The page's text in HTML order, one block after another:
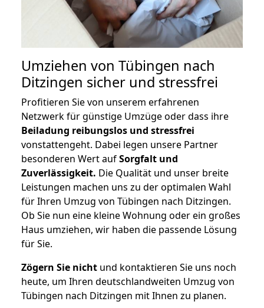
Umziehen von Tübingen nach
Ditzingen sicher und stressfrei
Profitieren Sie von unserem erfahrenen
Netzwerk für günstige Umzüge oder dass ihre
Beiladung reibungslos und stressfrei
vonstattengeht. Dabei legen unsere Partner
besonderen Wert aufSorgfalt und
Zuverlässigkeit. Die Qualität und unser breite
Leistungen machen uns zu der optimalen Wahl
für Ihren Umzug von Tübingen nach Ditzingen.
Ob Sie nun eine kleine Wohnung oder ein großes
Haus umziehen, wir haben die passende Lösung
für Sie.
Zögern Sie nicht und kontaktieren Sie uns noch
heute, um Ihren deutschlandweiten Umzug von
Tübingen nach Ditzingen mit Ihnen zu planen.